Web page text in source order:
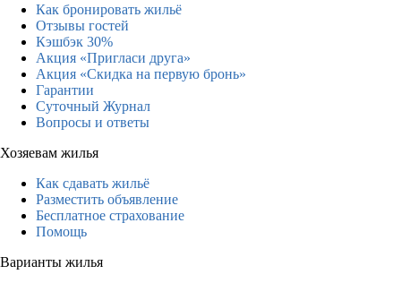
Как бронировать жильё
Отзывы гостей
Кэшбэк 30%
Акция «Пригласи друга»
Акция «Скидка на первую бронь»
Гарантии
Суточный Журнал
Вопросы и ответы
Хозяевам жилья
Как сдавать жильё
Разместить объявление
Бесплатное страхование
Помощь
Варианты жилья